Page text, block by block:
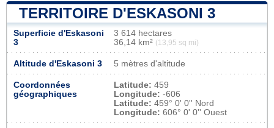
TERRITOIRE D'ESKASONI 3
Superficie d'Eskasoni
3
3 614 hectares
36,14 km² (13,95 sq mi)
Altitude d'Eskasoni 3 5 mètres d'altitude
Coordonnées
géographiques
Latitude: 459
Longitude: -606
Latitude: 459° 0' 0'' Nord
Longitude: 606° 0' 0'' Ouest